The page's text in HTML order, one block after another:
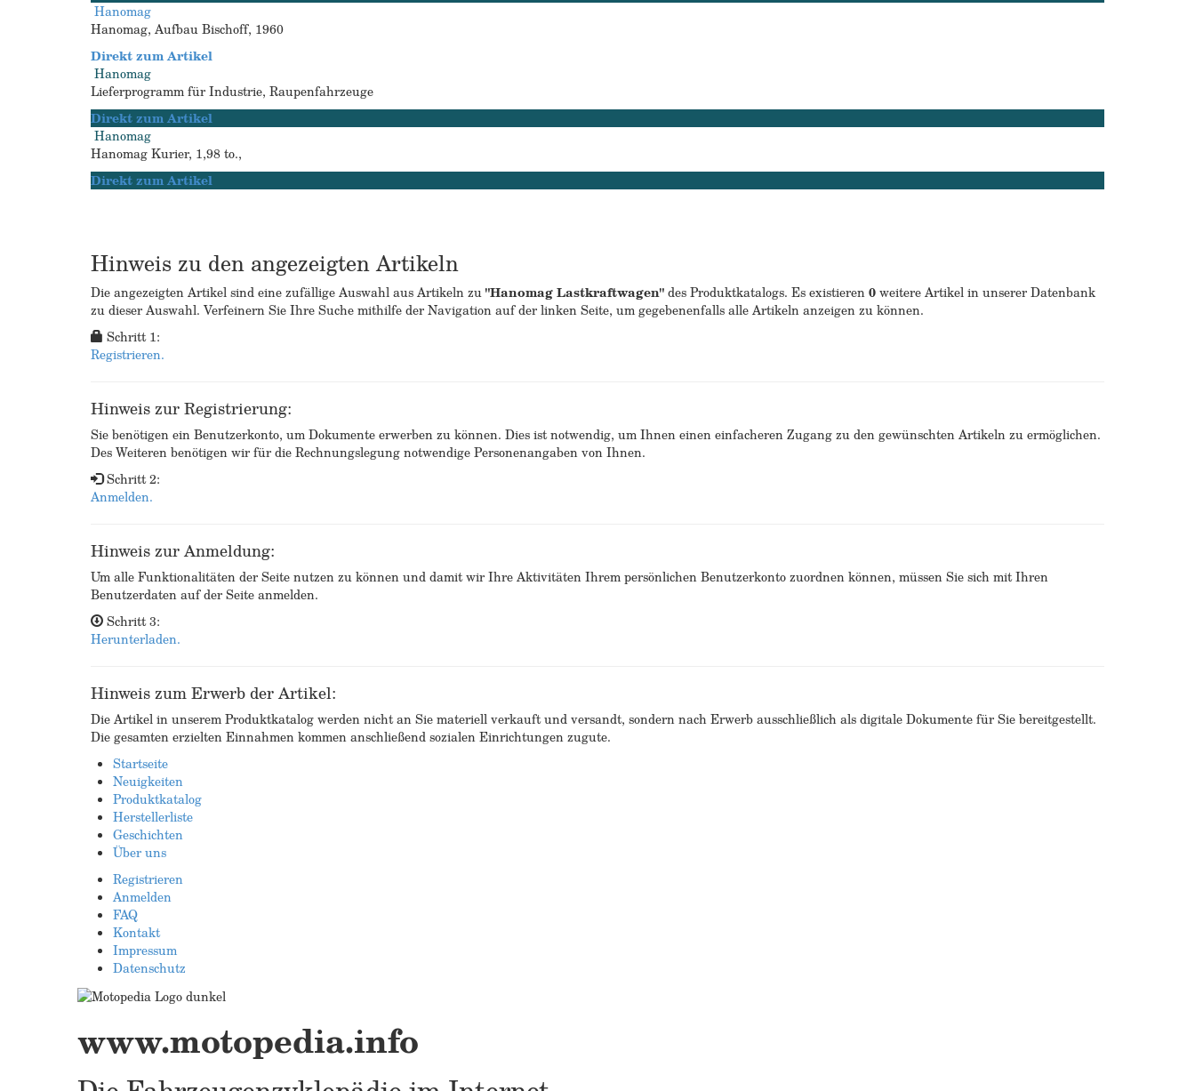
Hanomag
Hanomag, Aufbau Bischoff, 1960
Direkt zum Artikel
Hanomag
Lieferprogramm für Industrie, Raupenfahrzeuge
Direkt zum Artikel
Hanomag
Hanomag Kurier, 1,98 to.,
Direkt zum Artikel
Hinweis zu den angezeigten Artikeln
Die angezeigten Artikel sind eine zufällige Auswahl aus Artikeln zu"Hanomag Lastkraftwagen"des Produktkatalogs. Es existieren0weitere Artikel in unserer Datenbank
zu dieser Auswahl. Verfeinern Sie Ihre Suche mithilfe der Navigation auf der linken Seite, um gegebenenfalls alle Artikeln anzeigen zu können.
Schritt 1:
Registrieren.
Hinweis zur Registrierung:
Sie benötigen ein Benutzerkonto, um Dokumente erwerben zu können. Dies ist notwendig, um Ihnen einen einfacheren Zugang zu den gewünschten Artikeln zu ermöglichen.
Des Weiteren benötigen wir für die Rechnungslegung notwendige Personenangaben von Ihnen.
Schritt 2:
Anmelden.
Hinweis zur Anmeldung:
Um alle Funktionalitäten der Seite nutzen zu können und damit wir Ihre Aktivitäten Ihrem persönlichen Benutzerkonto zuordnen können, müssen Sie sich mit Ihren
Benutzerdaten auf der Seite anmelden.
Schritt 3:
Herunterladen.
Hinweis zum Erwerb der Artikel:
Die Artikel in unserem Produktkatalog werden nicht an Sie materiell verkauft und versandt, sondern nach Erwerb ausschließlich als digitale Dokumente für Sie bereitgestellt.
Die gesamten erzielten Einnahmen kommen anschließend sozialen Einrichtungen zugute.
Startseite
Neuigkeiten
Produktkatalog
Herstellerliste
Geschichten
Über uns
Registrieren
Anmelden
FAQ
Kontakt
Impressum
Datenschutz
www.motopedia.info